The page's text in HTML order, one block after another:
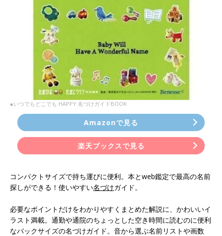
●いつでもどこでも HAPPY 名づけガイドBOOK
Amazonで見る
楽天ブックスで見る
コンパクトサイズで持ち運びに便利。本とweb鑑定で最高の名前
探しができる！使いやすい名づけガイド。
必要なポイントだけをわかりやすくまとめた解説に、かわいいイ
ラスト満載。通勤や通院のちょっとした空き時間に読むのに便利
なバックサイズの名づけガイド。音から選ぶ名前リストや画数